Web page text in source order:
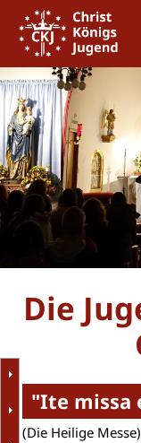
Die
"Ite missa
(Die Heilige Messe)